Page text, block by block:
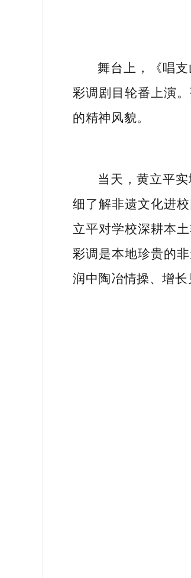
舞台上，《唱
彩调剧目轮番上演
的精神风貌。
当天，黄立平
细了解非遗文化进
立平对学校深耕本
彩调是本地珍贵的
润中陶冶情操、增长